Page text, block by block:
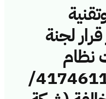
لجنة
نظام
الاتصالات رقم (4174611/